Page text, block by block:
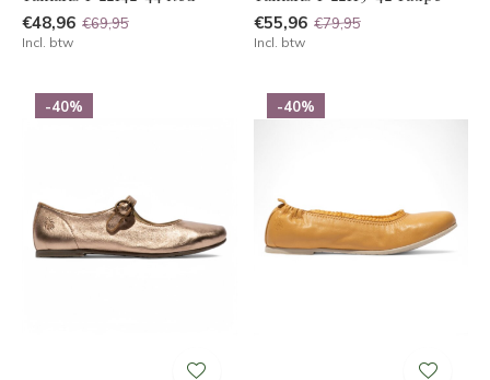
€48,96 €69,95
Incl. btw
€55,96 €79,95
Incl. btw
-40% -40%